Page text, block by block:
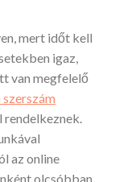
mert időt kell
igaz,
van megfelelő
rendelkeznek.
az online
olcsóbban